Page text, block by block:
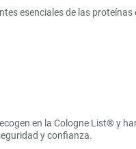
esenciales de las
en la Cologne List® y
y confianza.